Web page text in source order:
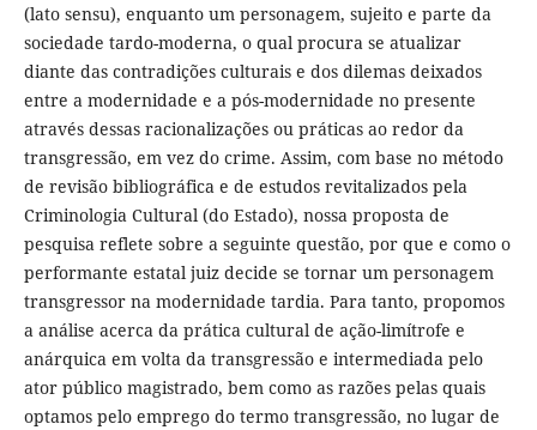
(lato sensu), enquanto um personagem, sujeito e parte da
sociedade tardo-moderna, o qual procura se atualizar
diante das contradições culturais e dos dilemas deixados
entre a modernidade e a pós-modernidade no presente
através dessas racionalizações ou práticas ao redor da
transgressão, em vez do crime. Assim, com base no método
de revisão bibliográfica e de estudos revitalizados pela
Criminologia Cultural (do Estado), nossa proposta de
pesquisa reflete sobre a seguinte questão, por que e como o
performante estatal juiz decide se tornar um personagem
transgressor na modernidade tardia. Para tanto, propomos
a análise acerca da prática cultural de ação-limítrofe e
anárquica em volta da transgressão e intermediada pelo
ator público magistrado, bem como as razões pelas quais
optamos pelo emprego do termo transgressão, no lugar de